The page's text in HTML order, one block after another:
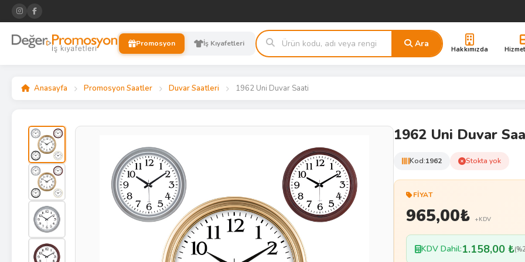
Promosyon İş Kıyafetleri Ara
Hakkımızda
Anasayfa Promosyon Saatler Duvar Saatleri 1962 Uni Duvar Saati
1962 Uni Duvar
Kod:1962 Stokta yok
FIYAT
965,00₺ +KDV
KDV Dahil:1.158,00 ₺